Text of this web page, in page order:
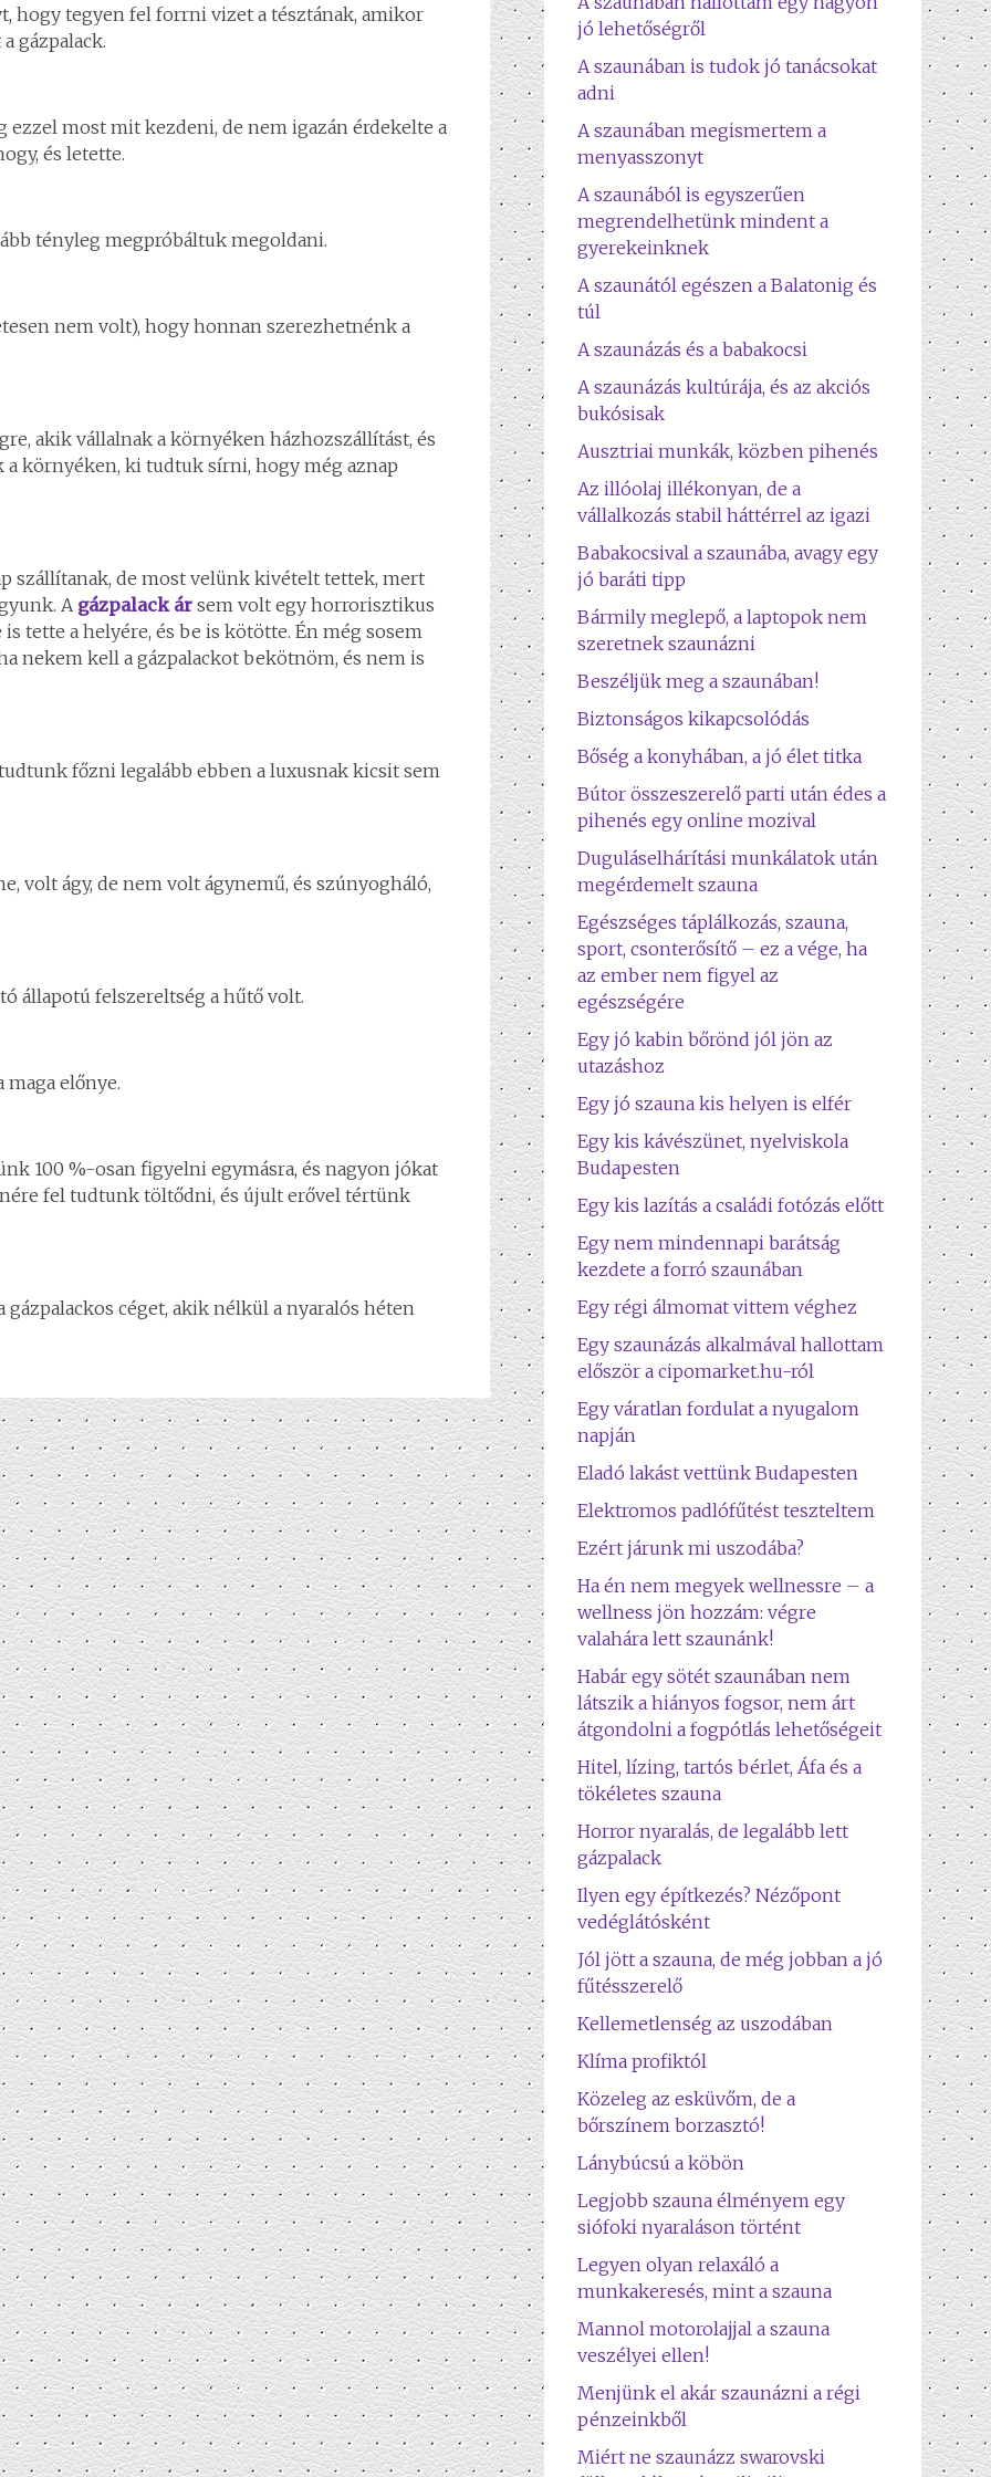
hogy tegyen fel forrni vizet a tésztának, amikor
gázpalack.
most mit kezdeni, de nem igazán érdekelte a
és letette.
tényleg megpróbáltuk megoldani.
nem volt), hogy honnan szerezhetnénk a
akik vállalnak a környéken házhozszállítást, és
környéken, ki tudtuk sírni, hogy még aznap
szállítanak, de most velünk kivételt tettek, mert
A gázpalack ár sem volt egy horrorisztikus
tette a helyére, és be is kötötte. Én még sosem
nekem kell a gázpalackot bekötnöm, és nem is
főzni legalább ebben a luxusnak kicsit sem
volt ágy, de nem volt ágynemű, és szúnyogháló,
állapotú felszereltség a hűtő volt.
előnye.
100 %-osan figyelni egymásra, és nagyon jókat
fel tudtunk töltődni, és újult erővel tértünk
céget, akik nélkül a nyaralós héten
jó lehetőségről
A szaunában is tudok jó tanácsokat
adni
A szaunában megismertem a
menyasszonyt
A szaunából is egyszerűen
megrendelhetünk mindent a
gyerekeinknek
A szaunától egészen a Balatonig és
túl
A szaunázás és a babakocsi
A szaunázás kultúrája, és az akciós
bukósisak
Ausztriai munkák, közben pihenés
Az illóolaj illékonyan, de a
vállalkozás stabil háttérrel az igazi
Babakocsival a szaunába, avagy egy
jó baráti tipp
Bármily meglepő, a laptopok nem
szeretnek szaunázni
Beszéljük meg a szaunában!
Biztonságos kikapcsolódás
Bőség a konyhában, a jó élet titka
Bútor összeszerelő parti után édes a
pihenés egy online mozival
Duguláselhárítási munkálatok után
megérdemelt szauna
Egészséges táplálkozás, szauna,
sport, csonterősítő – ez a vége, ha
az ember nem figyel az
egészségére
Egy jó kabin bőrönd jól jön az
utazáshoz
Egy jó szauna kis helyen is elfér
Egy kis kávészünet, nyelviskola
Budapesten
Egy kis lazítás a családi fotózás előtt
Egy nem mindennapi barátság
kezdete a forró szaunában
Egy régi álmomat vittem véghez
Egy szaunázás alkalmával hallottam
először a cipomarket.hu-ról
Egy váratlan fordulat a nyugalom
napján
Eladó lakást vettünk Budapesten
Elektromos padlófűtést teszteltem
Ezért járunk mi uszodába?
Ha én nem megyek wellnessre – a
wellness jön hozzám: végre
valahára lett szaunánk!
Habár egy sötét szaunában nem
látszik a hiányos fogsor, nem árt
átgondolni a fogpótlás lehetőségeit
Hitel, lízing, tartós bérlet, Áfa és a
tökéletes szauna
Horror nyaralás, de legalább lett
gázpalack
Ilyen egy építkezés? Nézőpont
vedéglátósként
Jól jött a szauna, de még jobban a jó
fűtésszerelő
Kellemetlenség az uszodában
Klíma profiktól
Közeleg az esküvőm, de a
bőrszínem borzasztó!
Lánybúcsú a köbön
Legjobb szauna élményem egy
siófoki nyaraláson történt
Legyen olyan relaxáló a
munkakeresés, mint a szauna
Mannol motorolajjal a szauna
veszélyei ellen!
Menjünk el akár szaunázni a régi
pénzeinkből
Miért ne szaunázz swarovski